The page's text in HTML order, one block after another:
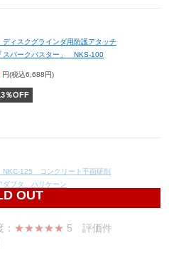
ィスクグラインダ用防護アタッチ
スパークバスター」 NKS-100
円(税込6,688円)
％OFF
OUT
125 コンクリート平面研削
ダプタ ハリケーン
★★★★★ 5 評価件